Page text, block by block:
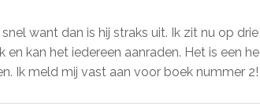
want dan is hij straks uit. Ik zit nu op
kan het iedereen aanraden. Het is een
Ik meld mij vast aan voor boek nummer 2!